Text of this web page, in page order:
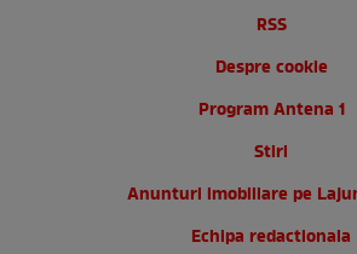
RSS
Despre cookie
Program Antena 1
Stiri
Anunturi imobiliare pe
Echipa redactionala